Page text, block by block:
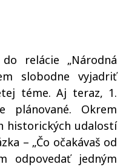
relácie „Národná
slobodne vyjadriť
téme. Aj teraz, 1.
plánované. Okrem
historických udalostí
– „Čo očakávaš od
odpovedať jedným